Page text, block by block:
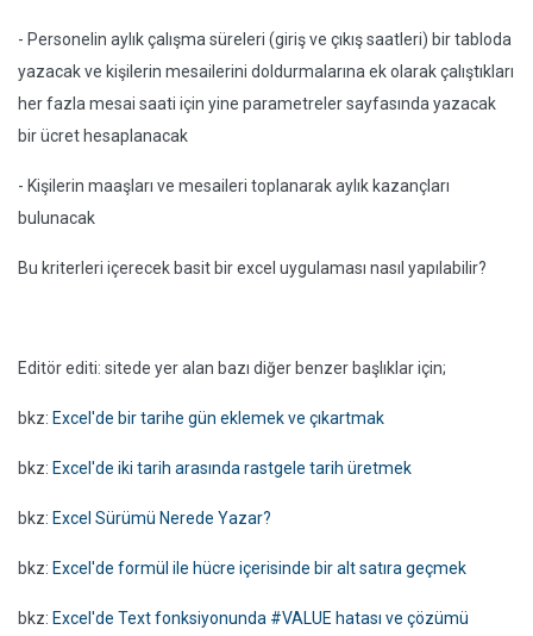
- Personelin aylık çalışma süreleri (giriş ve çıkış saatleri) bir tabloda
yazacak ve kişilerin mesailerini doldurmalarına ek olarak çalıştıkları
her fazla mesai saati için yine parametreler sayfasında yazacak
bir ücret hesaplanacak
- Kişilerin maaşları ve mesaileri toplanarak aylık kazançları
bulunacak
Bu kriterleri içerecek basit bir excel uygulaması nasıl yapılabilir?
Editör editi: sitede yer alan bazı diğer benzer başlıklar için;
bkz: Excel'de bir tarihe gün eklemek ve çıkartmak
bkz: Excel'de iki tarih arasında rastgele tarih üretmek
bkz: Excel Sürümü Nerede Yazar?
bkz: Excel'de formül ile hücre içerisinde bir alt satıra geçmek
bkz: Excel'de Text fonksiyonunda #VALUE hatası ve çözümü